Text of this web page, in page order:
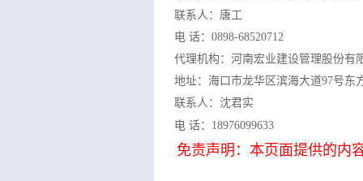
联系人： 唐工
电 话： 0898-68520712
代理机构：河南宏业建设管理股份有
地址：海口市龙华区滨海大道97号东
联系人：沈君实
电 话：18976099633
免责声明：本页面提供的内